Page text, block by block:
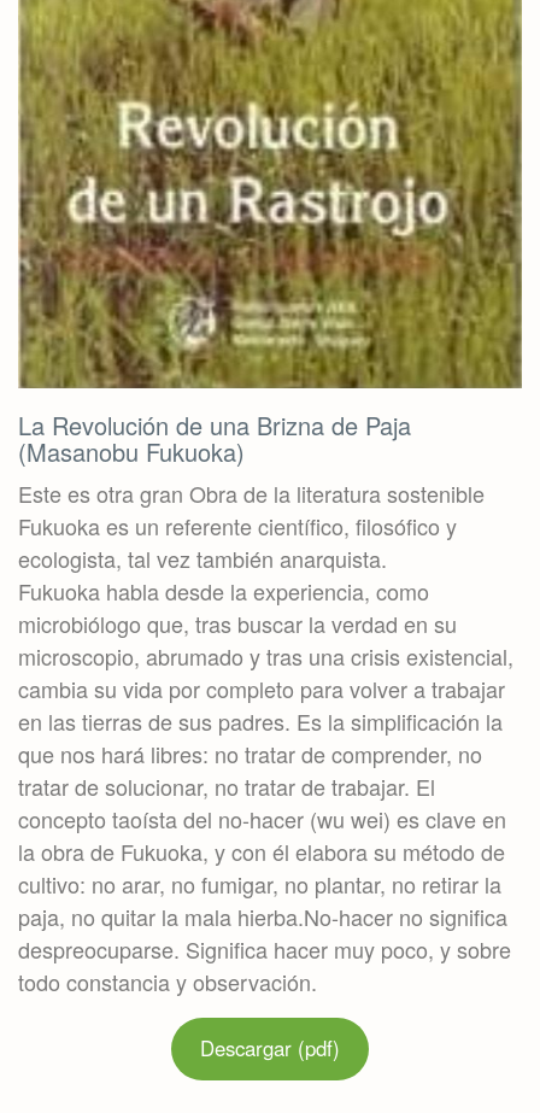
La Revolución de una Brizna de Paja
(Masanobu Fukuoka)
Este es otra gran Obra de la literatura sostenible
Fukuoka es un referente científico, filosófico y
ecologista, tal vez también anarquista.
Fukuoka habla desde la experiencia, como
microbiólogo que, tras buscar la verdad en su
microscopio, abrumado y tras una crisis existencial,
cambia su vida por completo para volver a trabajar
en las tierras de sus padres. Es la simplificación la
que nos hará libres: no tratar de comprender, no
tratar de solucionar, no tratar de trabajar. El
concepto taoísta del no-hacer (wu wei) es clave en
la obra de Fukuoka, y con él elabora su método de
cultivo: no arar, no fumigar, no plantar, no retirar la
paja, no quitar la mala hierba.No-hacer no significa
despreocuparse. Significa hacer muy poco, y sobre
todo constancia y observación.
Descargar (pdf)